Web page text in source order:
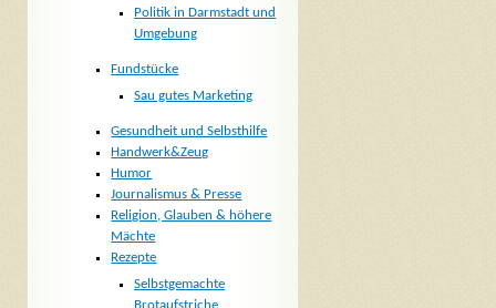
Politik in Darmstadt und
Umgebung
Fundstücke
Sau gutes Marketing
Gesundheit und Selbsthilfe
Handwerk&Zeug
Humor
Journalismus & Presse
Religion, Glauben & höhere
Mächte
Rezepte
Selbstgemachte